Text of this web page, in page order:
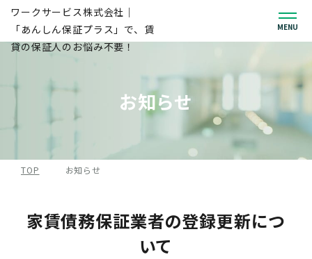
MENU
お知らせ
TOP お知らせ
家賃債務保証業者の登録更新につ
いて